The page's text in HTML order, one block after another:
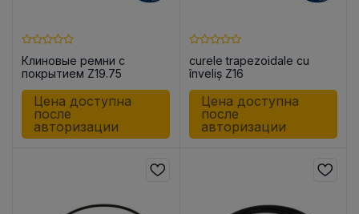
Клиновые ремни с
покрытием Z19.75
Цена доступна
после
авторизации
curele trapezoidale cu
înveliș Z16
Цена доступна
после
авторизации